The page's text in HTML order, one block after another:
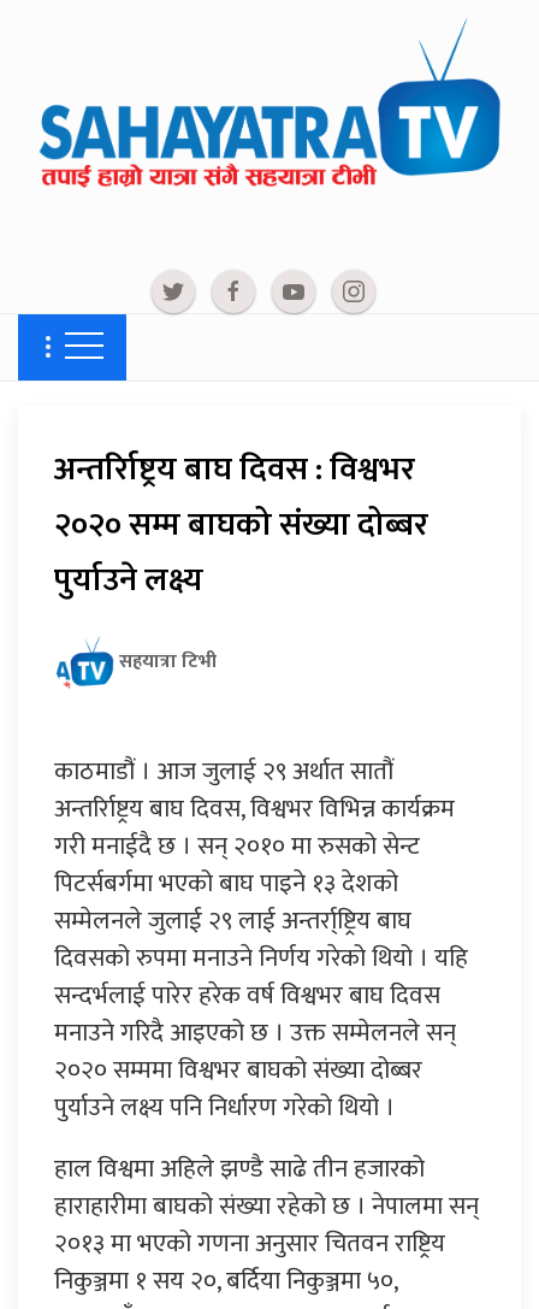
अन्तर्रािष्ट्रय बाघ दिवस : विश्वभर
२०२० सम्म बाघको संख्या दोब्बर
पु‍र्याउने लक्ष्य
सहयात्रा टिभी
काठमाडौं । आज जुलाई २९ अर्थात सातौं
अन्तर्रािष्ट्रय बाघ दिवस, विश्वभर विभिन्न कार्यक्रम
गरी मनाईदै छ । सन् २०१० मा रुसको सेन्ट
पिटर्सबर्गमा भएको बाघ पाइने १३ देशको
सम्मेलनले जुलाई २९ लाई अन्तर्रा्ष्ट्रिय बाघ
दिवसको रुपमा मनाउने निर्णय गरेको थियो । यहि
सन्दर्भलाई पारेर हरेक वर्ष विश्वभर बाघ दिवस
मनाउने गरिदै आइएको छ । उक्त सम्मेलनले सन्
२०२० सम्ममा विश्वभर बाघको संख्या दोब्बर
पु‍र्याउने लक्ष्य पनि निर्धारण गरेको थियो ।
हाल विश्वमा अहिले झण्डै साढे तीन हजारको
हाराहारीमा बाघको संख्या रहेको छ । नेपालमा सन्
२०१३ मा भएको गणना अनुसार चितवन राष्ट्रिय
निकुञ्जमा १ सय २०, बर्दिया निकुञ्जमा ५०,